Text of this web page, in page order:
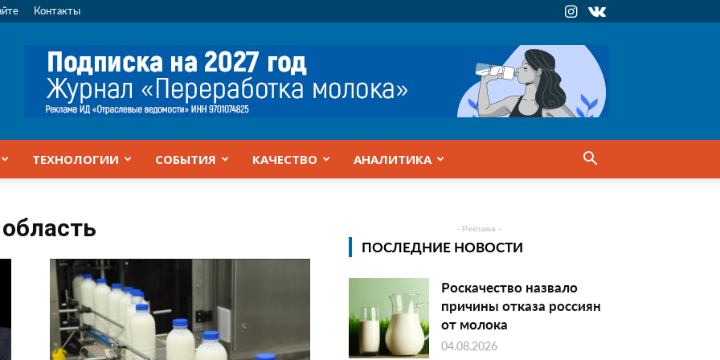
Контакты
ТЕХНОЛОГИИ СОБЫТИЯ КАЧЕСТВО АНАЛИТИКА
- Реклама -
ПОСЛЕДНИЕ НОВОСТИ
Роскачество назвало
причины отказа россиян
от молока
04.08.2026